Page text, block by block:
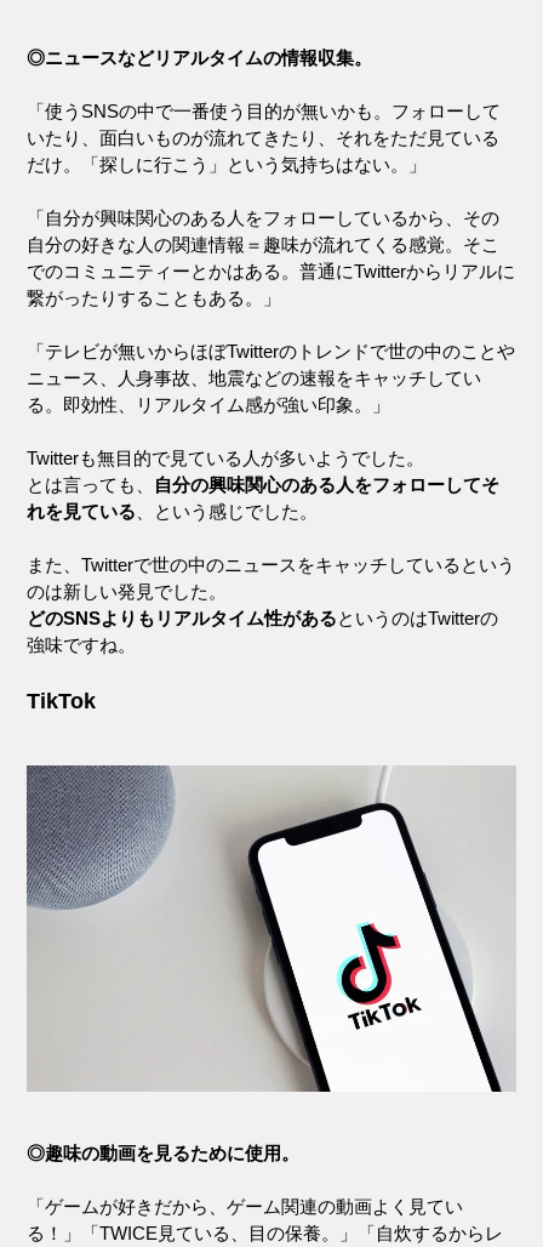
◎ニュースなどリアルタイムの情報収集。
「使うSNSの中で一番使う目的が無いかも。フォローして
いたり、面白いものが流れてきたり、それをただ見ている
だけ。「探しに行こう」という気持ちはない。」
「自分が興味関心のある人をフォローしているから、その
自分の好きな人の関連情報＝趣味が流れてくる感覚。そこ
でのコミュニティーとかはある。普通にTwitterからリアルに
繋がったりすることもある。」
「テレビが無いからほぼTwitterのトレンドで世の中のことや
ニュース、人身事故、地震などの速報をキャッチしてい
る。即効性、リアルタイム感が強い印象。」
Twitterも無目的で見ている人が多いようでした。
とは言っても、 自分の興味関心のある人をフォローしてそ
れを見ている 、という感じでした。
また、Twitterで世の中のニュースをキャッチしているという
のは新しい発見でした。
どのSNSよりもリアルタイム性があるというのはTwitterの
強味ですね。
TikTok
◎趣味の動画を見るために使用。
「ゲームが好きだから、ゲーム関連の動画よく見てい
る！」「TWICE見ている、目の保養。」「自炊するからレ